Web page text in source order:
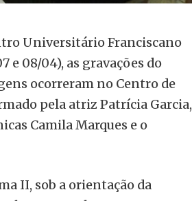
Universitário Franciscano
08/04), as gravações do
ocorreram no Centro de
pela atriz Patrícia Garcia,
Camila Marques e o
II, sob a orientação da